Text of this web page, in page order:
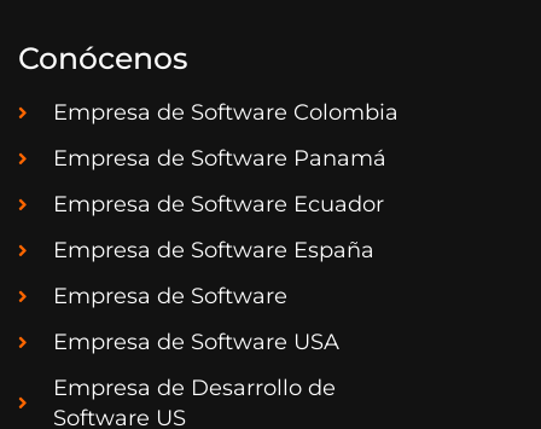
Conócenos
Empresa de Software Colombia
Empresa de Software Panamá
Empresa de Software Ecuador
Empresa de Software España
Empresa de Software
Empresa de Software USA
Empresa de Desarrollo de
Software US